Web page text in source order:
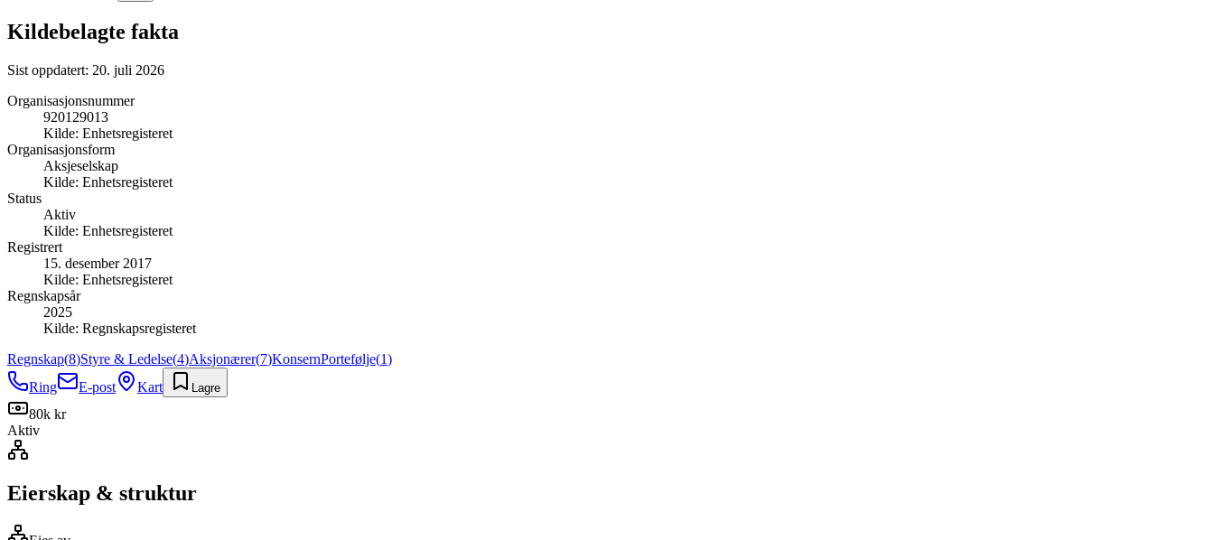
Kildebelagte fakta
Sist oppdatert: 20. juli 2026
Organisasjonsnummer
920129013
Kilde: Enhetsregisteret
Organisasjonsform
Aksjeselskap
Kilde: Enhetsregisteret
Status
Aktiv
Kilde: Enhetsregisteret
Registrert
15. desember 2017
Kilde: Enhetsregisteret
Regnskapsår
2025
Kilde: Regnskapsregisteret
Regnskap(8)Styre & Ledelse(4)Aksjonærer(7)KonsernPortefølje(1)
Ring
E-post Kart Lagre
80k kr
Aktiv
Eierskap & struktur